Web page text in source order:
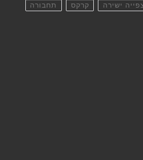
ישירה קרקס תחבורה